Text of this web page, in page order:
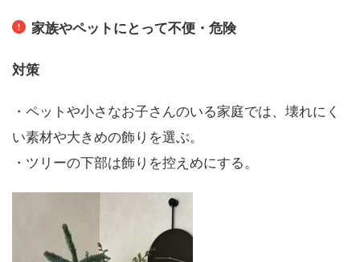
家族やペットにとって不便・危険
対策
・ペットや小さなお子さんのいる家庭では、壊れにく
い素材や大きめの飾りを選ぶ。
・ツリーの下部は飾りを控えめにする。